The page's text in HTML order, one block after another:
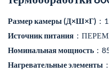
Размер камеры (Д×Ш×Г) ：
Источник питания ：
Номинальная мощность ：
Нагревательные элементы